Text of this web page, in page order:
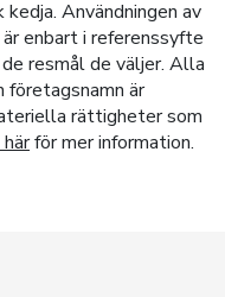
Användningen av
enbart i referenssyfte
resmål de väljer. Alla
företagsnamn är
rättigheter som
för mer information.